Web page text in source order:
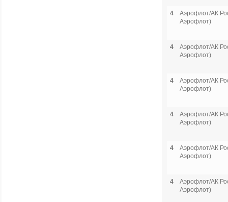
4
Аэрофлот/АК
Аэрофлот)
4
Аэрофлот/АК
Аэрофлот)
4
Аэрофлот/АК
Аэрофлот)
4
Аэрофлот/АК
Аэрофлот)
4
Аэрофлот/АК
Аэрофлот)
4
Аэрофлот/АК
Аэрофлот)